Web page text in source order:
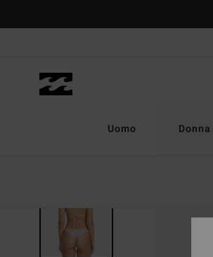
prodotto
Uomo Donna